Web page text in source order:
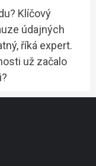
Klíčový
údajných
říká expert.
už začalo